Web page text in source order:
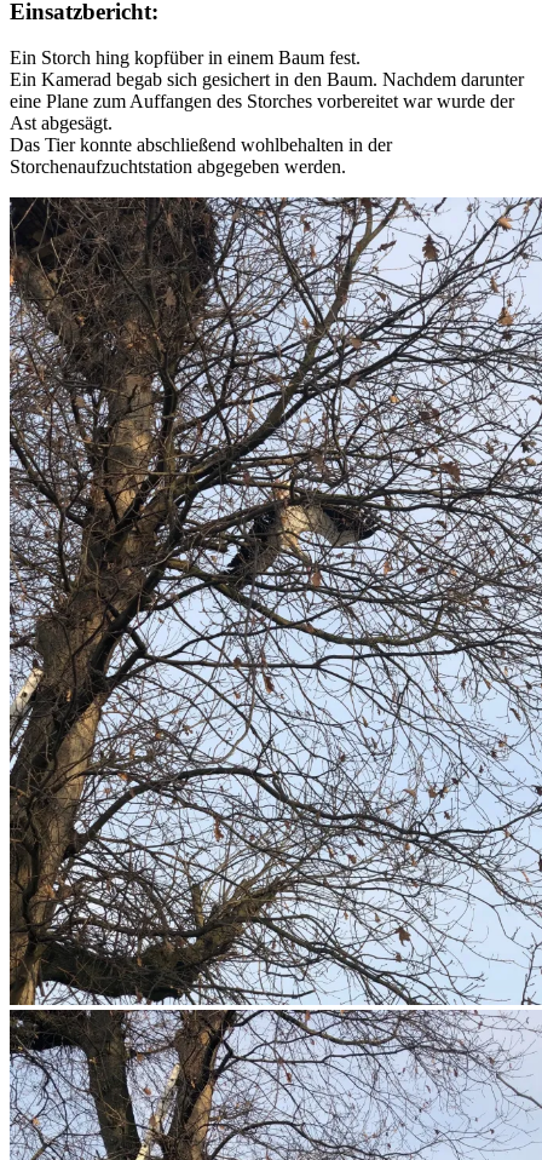
Einsatzbericht:
Ein Storch hing kopfüber in einem Baum fest.
Ein Kamerad begab sich gesichert in den Baum. Nachdem darunter
eine Plane zum Auffangen des Storches vorbereitet war wurde der
Ast abgesägt.
Das Tier konnte abschließend wohlbehalten in der
Storchenaufzuchtstation abgegeben werden.